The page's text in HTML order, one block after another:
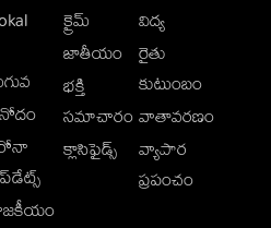
క్రైమ్
జాతీయం
భక్తి
సమాచారం
క్లాసిఫైడ్స్
విద్య
రైతు
కుటుంబం
వాతావరణం
వ్యాపార
ప్రపంచం